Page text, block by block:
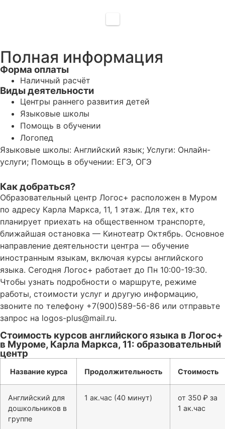
Полная информация
Форма оплаты
Наличный расчёт
Виды деятельности
Центры раннего развития детей
Языковые школы
Помощь в обучении
Логопед
Языковые школы: Английский язык; Услуги: Онлайн-
услуги; Помощь в обучении: ЕГЭ, ОГЭ
Как добраться?
Образовательный центр Логос+ расположен в Муром
по адресу Карла Маркса, 11, 1 этаж. Для тех, кто
планирует приехать на общественном транспорте,
ближайшая остановка — Кинотеатр Октябрь. Основное
направление деятельности центра — обучение
иностранным языкам, включая курсы английского
языка. Сегодня Логос+ работает до Пн 10:00-19:30.
Чтобы узнать подробности о маршруте, режиме
работы, стоимости услуг и другую информацию,
звоните по телефону +7(900)589-56-86 или отправьте
запрос на logos-plus@mail.ru.
Стоимость курсов английского языка в Логос+
в Муроме, Карла Маркса, 11: образовательный
центр
Название курса Продолжительность Стоимость
Английский для
дошкольников в
группе
1 ак.час (40 минут)
от 350 ₽ за
1 ак.час